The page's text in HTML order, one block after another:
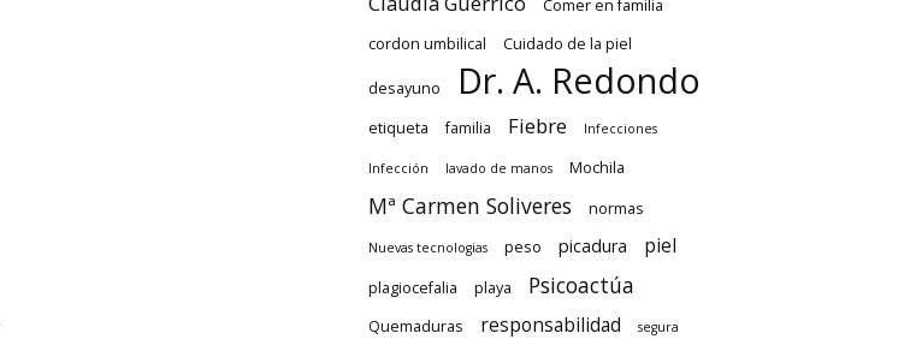
Comer en familia
cordon umbilical
Cuidado de la piel
desayuno Dr. A. Redondo
etiqueta familia Fiebre Infecciones
Infección lavado de manos Mochila
Mª Carmen Soliveres normas
Nuevas tecnologias peso picadura piel
plagiocefalia playa Psicoactúa
Quemaduras responsabilidad segura